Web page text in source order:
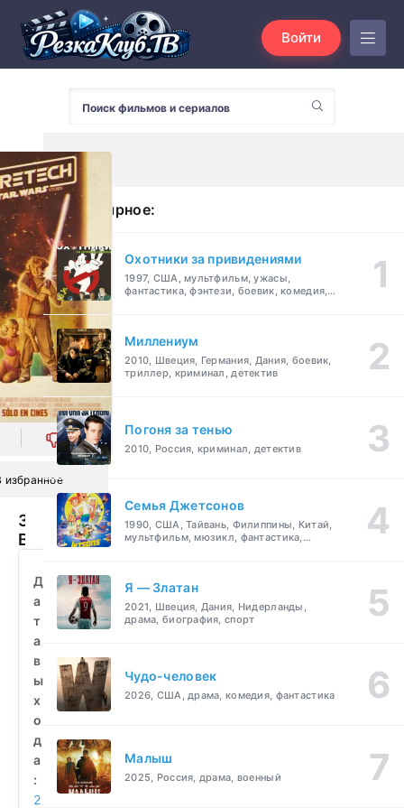
Войти
0
избранное
Звездные
Войны:
(2018)
смотреть
бесплатно
Д
а
т
а
в
ы
х
о
д
а
:
2
Популярное:
Охотники за привидениями
1997, США, мультфильм, ужасы,
фантастика, фэнтези, боевик, комедия,
Миллениум
2010, Швеция, Германия, Дания, боевик,
триллер, криминал, детектив
Погоня за тенью
2010, Россия, криминал, детектив
Семья Джетсонов
1990, США, Тайвань, Филиппины, Китай,
мультфильм, мюзикл, фантастика,
Я — Златан
2021, Швеция, Дания, Нидерланды,
драма, биография, спорт
Чудо-человек
2026, США, драма, комедия, фантастика
Малыш
2025, Россия, драма, военный